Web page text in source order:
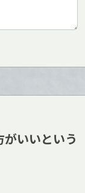
いいという